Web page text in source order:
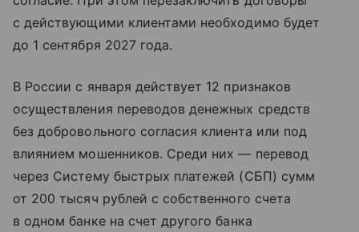
с действующими клиентами необходимо будет
до 1 сентября 2027 года.
В России с января действует 12 признаков
осуществления переводов денежных средств
без добровольного согласия клиента или под
влиянием мошенников. Среди них — перевод
через Систему быстрых платежей (СБП) сумм
от 200 тысяч рублей с собственного счета
в одном банке на счет другого банка